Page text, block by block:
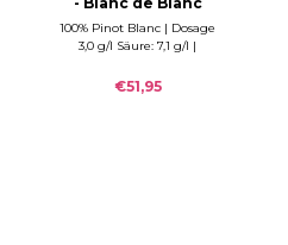
Reserve Extra Brut
2015
100% Pinot Blanc | Dosage
3,0 g/l Säure: 7,1 g/l |
€51,95